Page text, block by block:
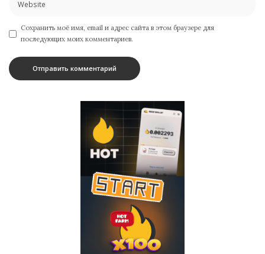
Сохранить моё имя, email и адрес сайта в этом браузере для
последующих моих комментариев.